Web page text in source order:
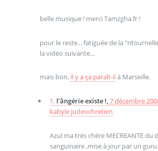
belle musique ! merci Tamzgha.fr !
pour le reste... fatiguée de la
la vidéo suivante...
mais bon, il y a ça paraît-ilà Marseille.
1. l’ângérie existe !,7 décembre
kabyle judeochretien
Azul ma trés chére MECREANTE du
sanguinaire ,mise à jour par un